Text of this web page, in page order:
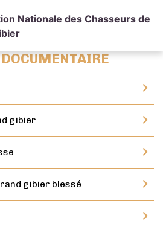
Nationale des Chasseurs de
gibier
gibier blessé